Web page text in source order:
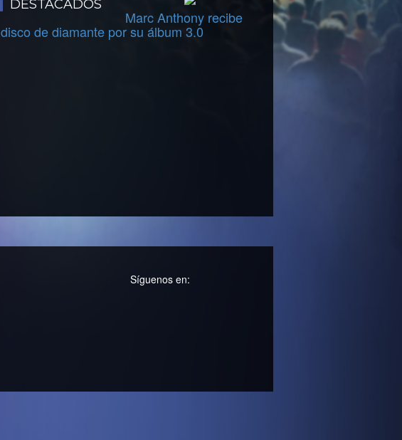
DESTACADOS
Marc Anthony recibe
disco de diamante por su álbum 3.0
Síguenos en: